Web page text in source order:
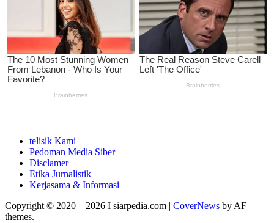
telisik Kami
Pedoman Media Siber
Disclamer
Etika Jurnalistik
Kerjasama & Informasi
Copyright © 2020 – 2026 I siarpedia.com | CoverNews by AF
themes.